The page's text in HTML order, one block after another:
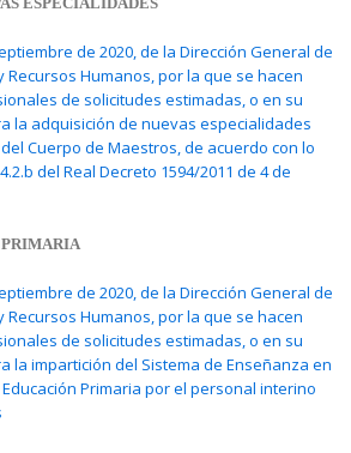
de 2020, de la Dirección General de
Recursos Humanos, por la que se hacen
de solicitudes estimadas, o en su
la adquisición de nuevas especialidades
Cuerpo de Maestros, de acuerdo con lo
del Real Decreto 1594/2011 de 4 de
de 2020, de la Dirección General de
Recursos Humanos, por la que se hacen
de solicitudes estimadas, o en su
la impartición del Sistema de Enseñanza en
Primaria por el personal interino